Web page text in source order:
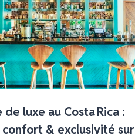
luxe au Costa Rica :
& exclusivité sur